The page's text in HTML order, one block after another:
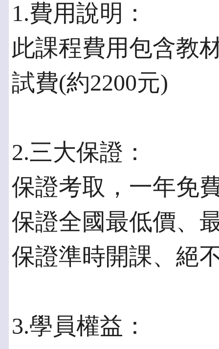
1.費用說明：
此課程費用包含教
試費(約2200元)
2.三大保證：
保證考取，一年免
保證全國最低價、
保證準時開課、絕
3.學員權益：